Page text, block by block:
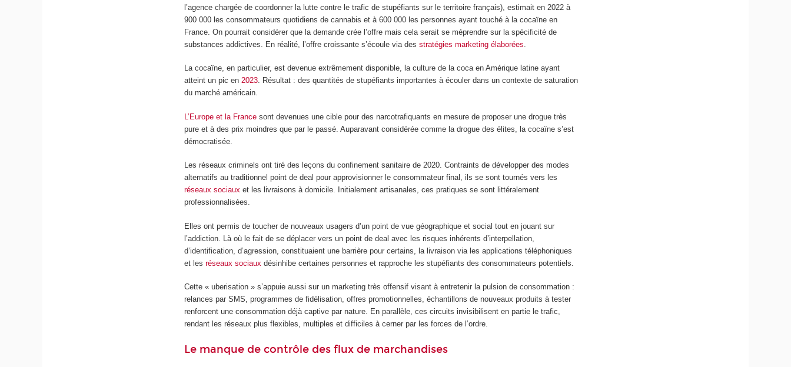
l’agence chargée de coordonner la lutte contre le trafic de stupéfiants sur le territoire français), estimait en 2022 à
900 000 les consommateurs quotidiens de cannabis et à 600 000 les personnes ayant touché à la cocaïne en
France. On pourrait considérer que la demande crée l’offre mais cela serait se méprendre sur la spécificité de
substances addictives. En réalité, l’offre croissante s’écoule via desstratégies marketing élaborées
La cocaïne, en particulier, est devenue extrêmement disponible, la culture de la coca en Amérique latine ayant
atteint un pic en2023. Résultat : des quantités de stupéfiants importantes à écouler dans un contexte de saturation
du marché américain.
L’Europe et la France sont devenues une cible pour des narcotrafiquants en mesure de proposer une drogue très
pure et à des prix moindres que par le passé. Auparavant considérée comme la drogue des élites, la cocaïne s’est
démocratisée.
Les réseaux criminels ont tiré des leçons du confinement sanitaire de 2020. Contraints de développer des modes
alternatifs au traditionnel point de deal pour approvisionner le consommateur final, ils se sont tournés vers les
réseaux sociaux et les livraisons à domicile. Initialement artisanales, ces pratiques se sont littéralement
professionnalisées.
Elles ont permis de toucher de nouveaux usagers d’un point de vue géographique et social tout en jouant sur
l’addiction. Là où le fait de se déplacer vers un point de deal avec les risques inhérents d’interpellation,
d’identification, d’agression, constituaient une barrière pour certains, la livraison via les applications téléphoniques
et lesréseaux sociaux désinhibe certaines personnes et rapproche les stupéfiants des consommateurs potentiels.
Cette « uberisation » s’appuie aussi sur un marketing très offensif visant à entretenir la pulsion de consommation :
relances par SMS, programmes de fidélisation, offres promotionnelles, échantillons de nouveaux produits à tester
renforcent une consommation déjà captive par nature. En parallèle, ces circuits invisibilisent en partie le trafic,
rendant les réseaux plus flexibles, multiples et difficiles à cerner par les forces de l’ordre.
Le manque de contrôle des flux de marchandises